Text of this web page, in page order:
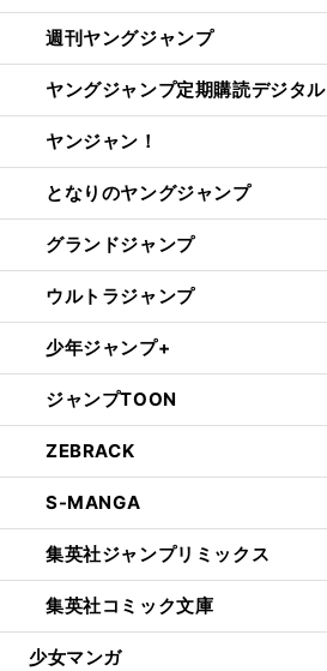
週刊ヤングジャンプ
ヤングジャンプ定期購読デジタル
ヤンジャン！
となりのヤングジャンプ
グランドジャンプ
ウルトラジャンプ
少年ジャンプ+
ジャンプTOON
ZEBRACK
S-MANGA
集英社ジャンプリミックス
集英社コミック文庫
少女マンガ